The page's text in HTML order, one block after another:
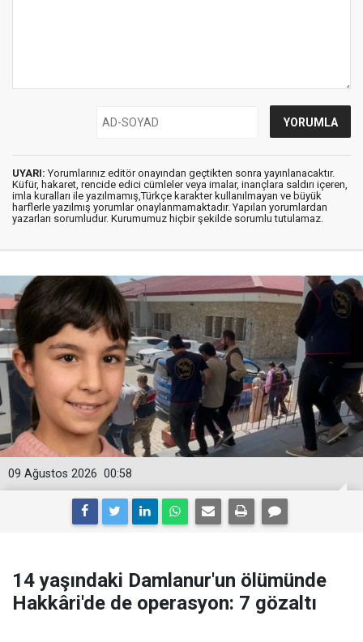
UYARI: Yorumlarınız editör onayından geçtikten sonra yayınlanacaktır.
Küfür, hakaret, rencide edici cümleler veya imalar, inançlara saldırı içeren,
imla kuralları ile yazılmamış,Türkçe karakter kullanılmayan ve büyük
harflerle yazılmış yorumlar onaylanmamaktadır. Yapılan yorumlardan
yazarları sorumludur. Kurumumuz hiçbir şekilde sorumlu tutulamaz.
00:58
09 Ağustos 2026
14 yaşındaki Damlanur'un ölümünde
Hakkâri'de de operasyon: 7 gözaltı